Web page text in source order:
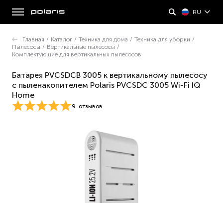
RU
Главная / Каталог / Техника для дома / Техника для уборки /
Пылесосы / Вертикальные пылесосы /
Комплектующие для вертикальных пылесосов
Батарея PVCSDCB 3005 к вертикальному пылесосу
с пыленакопителем Polaris PVCSDC 3005 Wi-Fi IQ
Home
9 отзывов